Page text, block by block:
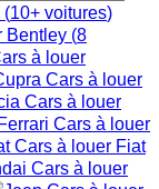
(10+ voitures)
Bentley (8
Fiat